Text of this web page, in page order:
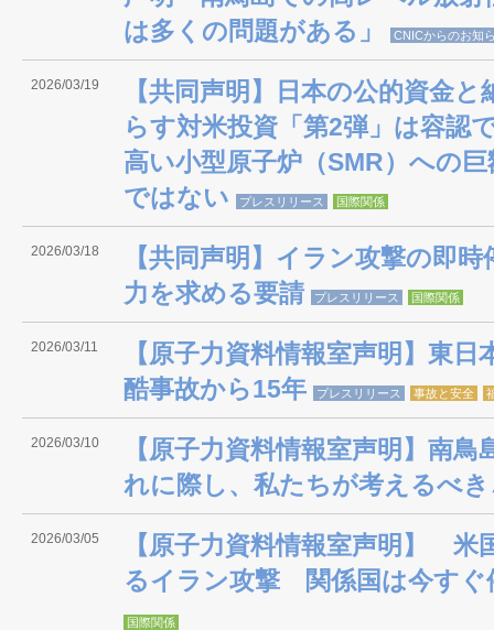
は多くの問題がある」
CNICからのお知
2026/03/19
【共同声明】日本の公的資金
らす対米投資「第2弾」は容
高い小型原子炉（SMR）への
ではない
プレスリリース 国際関係
2026/03/18
【共同声明】イラン攻撃の即
力を求める要請
プレスリリース 国際関係
2026/03/11
【原子力資料情報室声明】東
酷事故から15年
プレスリリース 事故と安全
2026/03/10
【原子力資料情報室声明】南
れに際し、私たちが考えるべ
2026/03/05
【原子力資料情報室声明】 米
るイラン攻撃 関係国は今すぐ
国際関係